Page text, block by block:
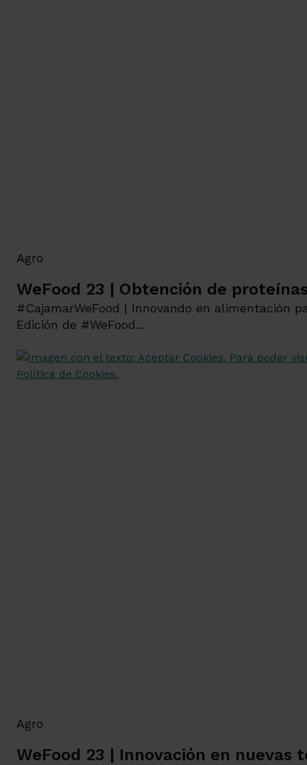
Agro
WeFood 23 | Obtención de
#CajamarWeFood | Innovando en alimentación
Edición de #WeFood...
Agro
WeFood 23 | Innovación en